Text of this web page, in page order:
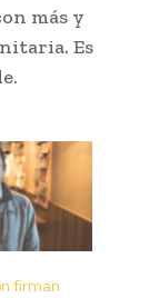
más y
Es
firman